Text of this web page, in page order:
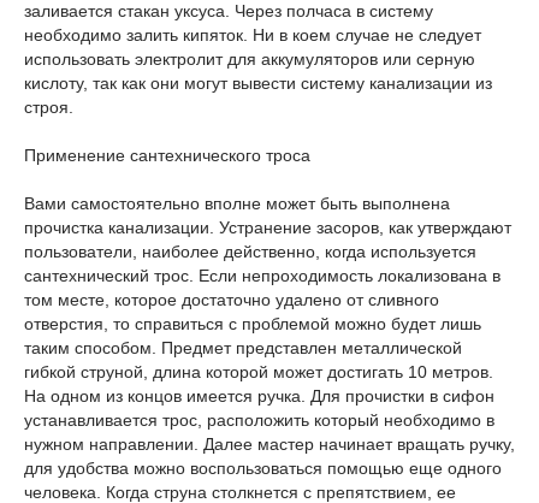
заливается стакан уксуса. Через полчаса в систему
необходимо залить кипяток. Ни в коем случае не следует
использовать электролит для аккумуляторов или серную
кислоту, так как они могут вывести систему канализации из
строя.
Применение сантехнического троса
Вами самостоятельно вполне может быть выполнена
прочистка канализации. Устранение засоров, как утверждают
пользователи, наиболее действенно, когда используется
сантехнический трос. Если непроходимость локализована в
том месте, которое достаточно удалено от сливного
отверстия, то справиться с проблемой можно будет лишь
таким способом. Предмет представлен металлической
гибкой струной, длина которой может достигать 10 метров.
На одном из концов имеется ручка. Для прочистки в сифон
устанавливается трос, расположить который необходимо в
нужном направлении. Далее мастер начинает вращать ручку,
для удобства можно воспользоваться помощью еще одного
человека. Когда струна столкнется с препятствием, ее